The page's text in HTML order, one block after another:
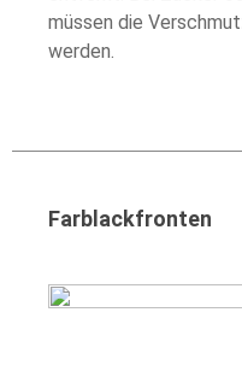
müssen die
werden.
Farblackfronten